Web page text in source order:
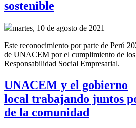
sostenible
martes, 10 de agosto de 2021
Este reconocimiento por parte de Perú
de UNACEM por el cumplimiento de los
Responsabilidad Social Empresarial.
UNACEM y el gobierno
local trabajando juntos
de la comunidad